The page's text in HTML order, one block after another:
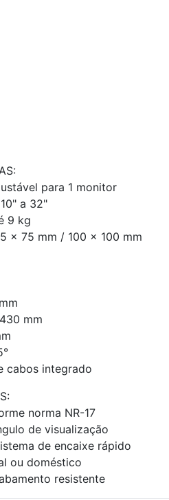
para 1 monitor
a 32"
9 kg
x 75 mm / 100 x 100 mm
mm
cabos integrado
norma NR-17
de visualização
de encaixe rápido
ou doméstico
resistente